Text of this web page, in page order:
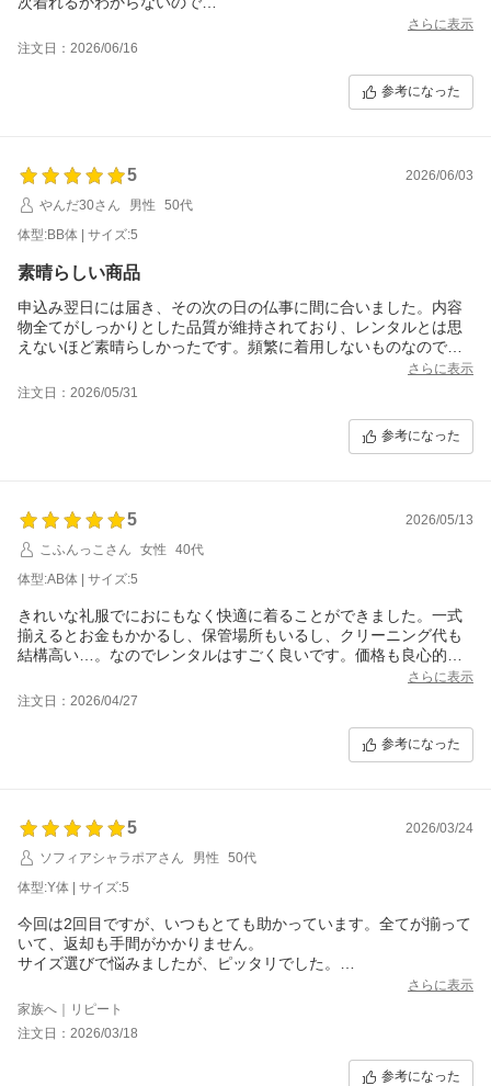
さらに表示
注文日：2026/06/16
参考になった
5
2026/06/03
やんだ30さん
男性
50代
体型:BB体 | サイズ:5
素晴らしい商品
申込み翌日には届き、その次の日の仏事に間に合いました。内容
物全てがしっかりとした品質が維持されており、レンタルとは思
えないほど素晴らしかったです。頻繁に着用しないものなので、
自前で揃えても償却できないため、この品質なら今後もお世話に
なりたい商品でした。
さらに表示
注文日：2026/05/31
参考になった
5
2026/05/13
こふんっこさん
女性
40代
体型:AB体 | サイズ:5
きれいな礼服でにおにもなく快適に着ることができました。一式
揃えるとお金もかかるし、保管場所もいるし、クリーニング代も
結構高い…。なのでレンタルはすごく良いです。価格も良心的で
ありがたいです。機会があればまたレンタルしたいです。さらに表示
注文日：2026/04/27
参考になった
5
2026/03/24
ソフィアシャラポアさん
男性
50代
体型:Y体 | サイズ:5
今回は2回目ですが、いつもとても助かっています。全てが揃って
いて、返却も手間がかかりません。
サイズ選びで悩みましたが、ピッタリでした。
期日的にも早めの手配で安心です。
また使わせていただきます。
さらに表示
家族へ｜リピート
注文日：2026/03/18
参考になった